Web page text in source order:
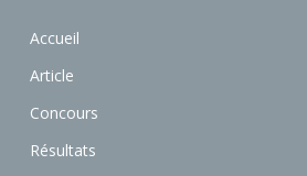
Accueil
Article
Concours
Résultats